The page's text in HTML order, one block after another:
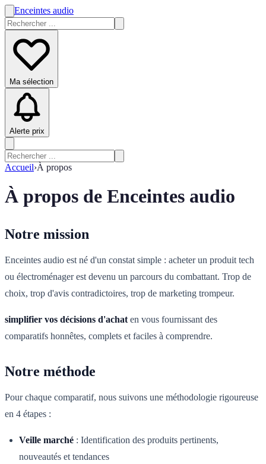
Enceintes audio
Ma sélection
Alerte prix
Accueil›À propos
À propos de Enceintes audio
Notre mission
Enceintes audio est né d'un constat simple : acheter un produit tech
ou électroménager est devenu un parcours du combattant. Trop de
choix, trop d'avis contradictoires, trop de marketing trompeur.
simplifier vos décisions d'achat en vous fournissant des
comparatifs honnêtes, complets et faciles à comprendre.
Notre méthode
Pour chaque comparatif, nous suivons une méthodologie rigoureuse
en 4 étapes :
Veille marché : Identification des produits pertinents,
nouveautés et tendances